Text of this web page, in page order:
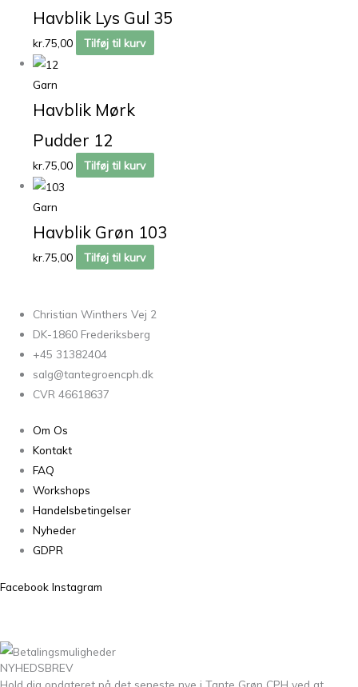
Havblik Lys Gul 35
kr.75,00 Tilføj til kurv
Garn
Havblik Mørk
Pudder 12
kr.75,00 Tilføj til kurv
Garn
Havblik Grøn 103
kr.75,00 Tilføj til kurv
Christian Winthers Vej 2
DK-1860 Frederiksberg
+45 31382404
salg@tantegroencph.dk
CVR 46618637
Om Os
Kontakt
FAQ
Workshops
Handelsbetingelser
Nyheder
GDPR
Facebook Instagram
NYHEDSBREV
Hold dig opdateret på det seneste nye i Tante Grøn CPH ved at